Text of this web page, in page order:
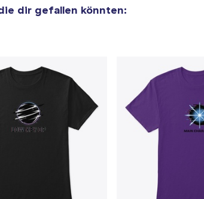
dir gefallen könnten:
zum
Einkaufswagen